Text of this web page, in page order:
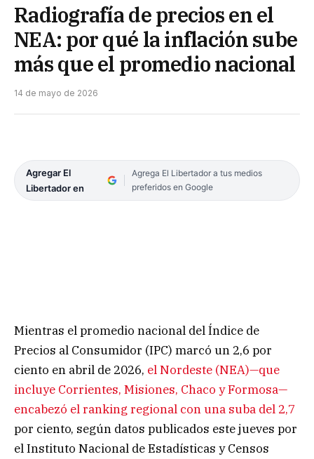
Radiografía de precios en el
NEA: por qué la inflación sube
más que el promedio nacional
14 de mayo de 2026
Agregar El
Libertador en
Agrega El Libertador a tus medios
preferidos en Google
Mientras el promedio nacional del Índice de
Precios al Consumidor (IPC) marcó un 2,6 por
ciento en abril de 2026, el Nordeste (NEA)—que
incluye Corrientes, Misiones, Chaco y Formosa—
encabezó el ranking regional con una suba del 2,7
por ciento, según datos publicados este jueves por
el Instituto Nacional de Estadísticas y Censos